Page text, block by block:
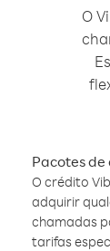
O
Pacotes
O crédito
adquirir
chamadas
tarifas